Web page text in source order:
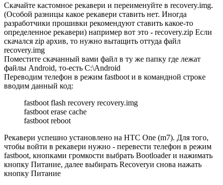
Скачайте кастомное рекавери и переименуйте в recovery.img.
(Особой разницы какое рекавери ставить нет. Иногда
разработчики прошивки рекомендуют ставить какое-то
определенное рекавери) например вот это - recovery.zip Если
скачался zip архив, то нужно вытащить оттуда файл
recovery.img
Поместите скачанный вами файл в ту же папку где лежат
файлы Android, то-есть C:\Android
Переводим телефон в режим fastboot и в командной строке
вводим данный код:
fastboot flash recovery recovery.img
fastboot erase cache
fastboot reboot
Рекавери успешно установлено на HTC One (m7). Для того,
чтобы войти в рекавери нужно - перевести телефон в режим
fastboot, кнопками громкости выбрать Bootloader и нажимать
кнопку Питание, далее выбирать Recoveryи снова нажать
кнопку Питание